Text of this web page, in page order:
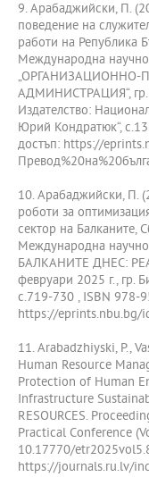
9. Арабаджийски, П.
поведение на
работи на Република
Международна
„ОРГАНИЗАЦИОННО-
АДМИНИСТРАЦИЯ“, гр.
Издателство:
Юрий Кондратюк“,
достъп: https://
10. Арабаджийски, П.
роботи за
сектор на Балканите,
Международна
БАЛКАНИТЕ ДНЕС:
февруари 2025 г., гр.
с.719-730 , ISBN 978-
https://eprints.nbu.bg/
11. Arabadzhiyski, P.,
Human Resource
Protection of Human
Infrastructure
RESOURCES.
Practical Conference
10.17770/
https://journals.ru.lv/